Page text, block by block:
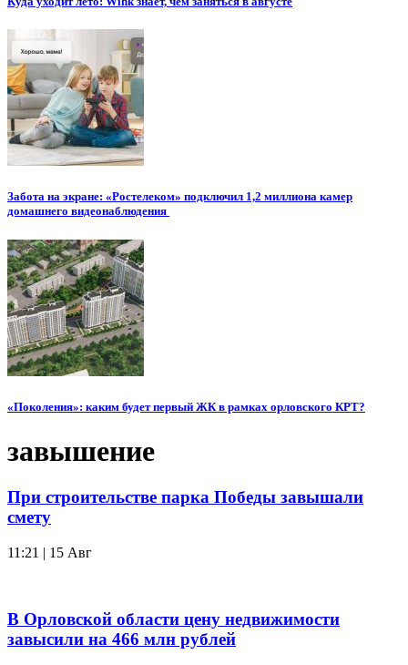
Забота на экране: «Ростелеком» подключил 1,2 миллиона камер
домашнего видеонаблюдения
«Поколения»: каким будет первый ЖК в рамках орловского КРТ?
завышение
При строительстве парка Победы завышали
смету
11:21 | 15 Авг
В Орловской области цену недвижимости
завысили на 466 млн рублей